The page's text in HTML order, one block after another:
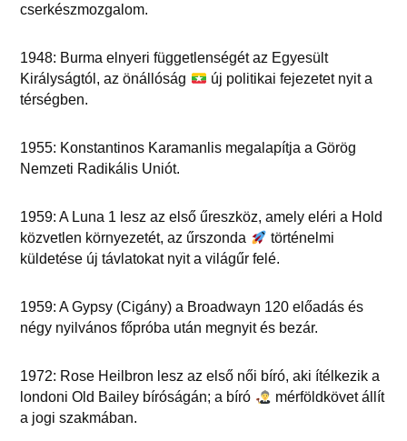
cserkészmozgalom.
1948: Burma elnyeri függetlenségét az Egyesült
Királyságtól, az önállóság
új politikai fejezetet nyit a
térségben.
1955: Konstantinos Karamanlis megalapítja a Görög
Nemzeti Radikális Uniót.
1959: A Luna 1 lesz az első űreszköz, amely eléri a Hold
közvetlen környezetét, az űrszonda
történelmi
küldetése új távlatokat nyit a világűr felé.
1959: A Gypsy (Cigány) a Broadwayn 120 előadás és
négy nyilvános főpróba után megnyit és bezár.
1972: Rose Heilbron lesz az első női bíró, aki ítélkezik a
londoni Old Bailey bíróságán; a bíró
mérföldkövet állít
a jogi szakmában.